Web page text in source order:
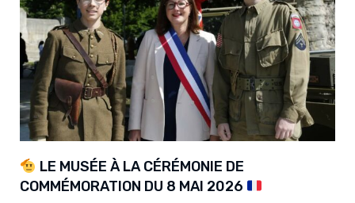
LE MUSÉE À LA CÉRÉMONIE DE
COMMÉMORATION DU 8 MAI 2026